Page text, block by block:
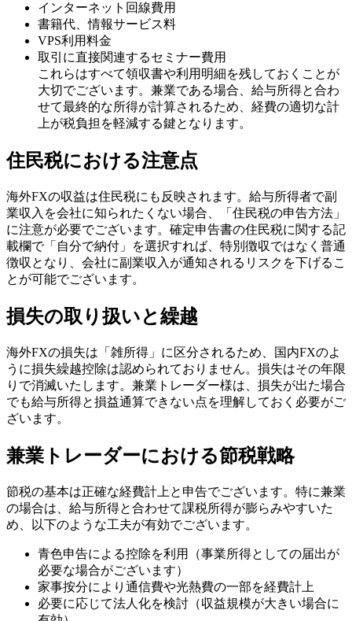
インターネット回線費用
書籍代、情報サービス料
VPS利用料金
取引に直接関連するセミナー費用
これらはすべて領収書や利用明細を残しておくことが
大切でございます。兼業である場合、給与所得と合わ
せて最終的な所得が計算されるため、経費の適切な計
上が税負担を軽減する鍵となります。
住民税における注意点
海外FXの収益は住民税にも反映されます。給与所得者で副
業収入を会社に知られたくない場合、「住民税の申告方法」
に注意が必要でございます。確定申告書の住民税に関する記
載欄で「自分で納付」を選択すれば、特別徴収ではなく普通
徴収となり、会社に副業収入が通知されるリスクを下げるこ
とが可能でございます。
損失の取り扱いと繰越
海外FXの損失は「雑所得」に区分されるため、国内FXのよ
うに損失繰越控除は認められておりません。損失はその年限
りで消滅いたします。兼業トレーダー様は、損失が出た場合
でも給与所得と損益通算できない点を理解しておく必要がご
ざいます。
兼業トレーダーにおける節税戦略
節税の基本は正確な経費計上と申告でございます。特に兼業
の場合は、給与所得と合わせて課税所得が膨らみやすいた
め、以下のような工夫が有効でございます。
青色申告による控除を利用（事業所得としての届出が
必要な場合がございます）
家事按分により通信費や光熱費の一部を経費計上
必要に応じて法人化を検討（収益規模が大きい場合に